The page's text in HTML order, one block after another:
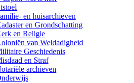
en huisarchieven
en Grondschatting
en Religie
van Weldadigheid
Geschiedenis
en Straf
archieven